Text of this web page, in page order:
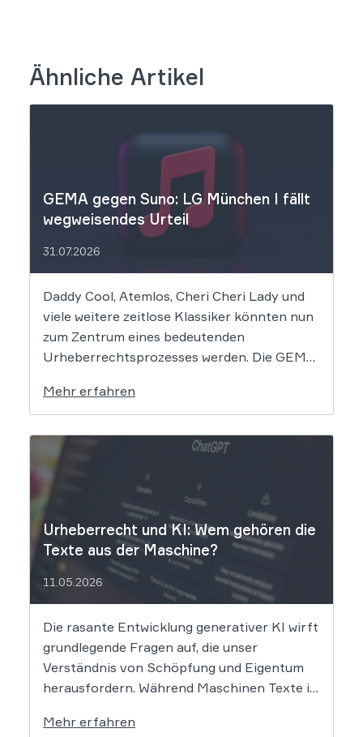
Ähnliche Artikel
GEMA gegen Suno: LG München I fällt
wegweisendes Urteil
31.07.2026
Daddy Cool, Atemlos, Cheri Cheri Lady und
viele weitere zeitlose Klassiker könnten nun
zum Zentrum eines bedeutenden
Urheberrechtsprozesses werden. Die GEMA
will die Rechte ihrer Mitglieder verteidigen.
Dem Unternehmen hinter der populären KI-
Musik-App werden massive
Urheberrechtsverletzungen vorgeworfen.
[…]
Mehr erfahren
Urheberrecht und KI: Wem gehören die
Texte aus der Maschine?
11.05.2026
Die rasante Entwicklung generativer KI wirft
grundlegende Fragen auf, die unser
Verständnis von Schöpfung und Eigentum
herausfordern. Während Maschinen Texte in
Rechtswissenschaft um die Antwort, ob und
Mehr erfahren